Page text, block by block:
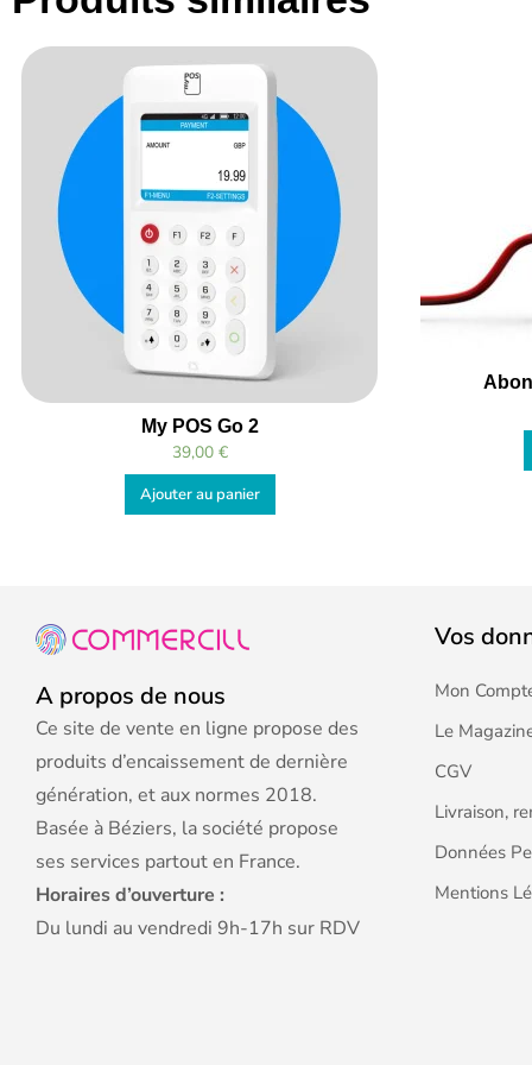
My POS Go 2
39,00 €
Ajouter au panier
A propos de nous
Ce site de vente en ligne propose des
produits d’encaissement de dernière
génération, et aux normes 2018.
Basée à Béziers, la société propose
ses services partout en France.
Horaires d’ouverture :
Du lundi au vendredi 9h-17h sur RDV
Vos
Mon
Le
CGV
Livraison,
Données
Mentions